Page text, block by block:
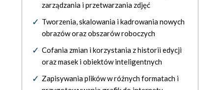
zarządzania i przetwarzania zdjęć
Tworzenia, skalowania i kadrowania nowych
obrazów oraz obszarów roboczych
Cofania zmian i korzystania z historii edycji
oraz masek i obiektów inteligentnych
Zapisywania plików w różnych formatach i